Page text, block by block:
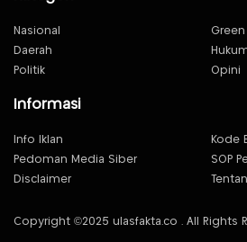
Nasional
Daerah
Politik
Opini
Informasi
Info Iklan
Kode
Pedoman Media Siber
SOP
Disclaimer
Copyright ©2025 ulasfakta.co . All Rights